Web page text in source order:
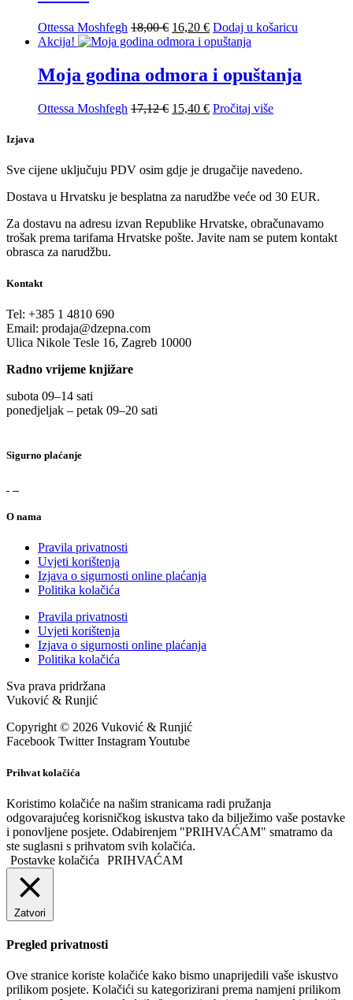
Ottessa Moshfegh 18,00€ Izvorna
cijena
18,00 €.
16,20 €Trenutna
cijena
16,20 €.
Dodaj u košaricu
Akcija!
Moja godina odmora i opuštanja
Ottessa Moshfegh 17,12€ Izvorna
17,12 €.
15,40 €Trenutna
Pročitaj više
Izjava
Sve cijene uključuju PDV osim gdje je drugačije navedeno.
Dostava u Hrvatsku je besplatna za narudžbe veće od 30 EUR.
Za dostavu na adresu izvan Republike Hrvatske, obračunavamo
trošak prema tarifama Hrvatske pošte. Javite nam se putem kontakt
obrasca za narudžbu.
Kontakt
Tel: +385 1 4810 690
Email: prodaja@dzepna.com
Ulica Nikole Tesle 16, Zagreb 10000
Radno vrijeme knjižare
subota 09–14 sati
ponedjeljak – petak 09–20 sati
Sigurno plaćanje
O nama
Pravila privatnosti
Uvjeti korištenja
Izjava o sigurnosti online plaćanja
Politika kolačića
Pravila privatnosti
Uvjeti korištenja
Izjava o sigurnosti online plaćanja
Politika kolačića
Sva prava pridržana
Vuković & Runjić
Copyright © 2026 Vuković & Runjić
Facebook Twitter InstagramYoutube
Prihvat kolačića
Koristimo kolačiće na našim stranicama radi pružanja
odgovarajućeg korisničkog iskustva tako da bilježimo vaše postavke
i ponovljene posjete. Odabirenjem "PRIHVAĆAM" smatramo da
ste suglasni s prihvatom svih kolačića.
Postavke kolačića
PRIHVAĆAM
Zatvori
Pregled privatnosti
Ove stranice koriste kolačiće kako bismo unaprijedili vaše iskustvo
prilikom posjete. Kolačići su kategorizirani prema namjeni prilikom